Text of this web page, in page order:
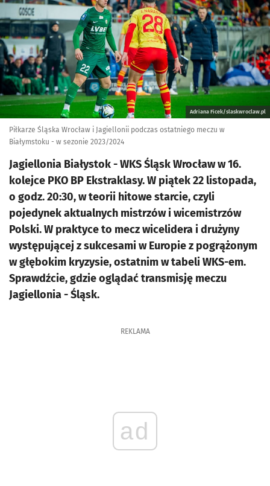
Adriana Ficek/slaskwroclaw.pl
Piłkarze Śląska Wrocław i Jagiellonii podczas ostatniego meczu w
Białymstoku - w sezonie 2023/2024
Jagiellonia Białystok - WKS Śląsk Wrocław w 16.
kolejce PKO BP Ekstraklasy. W piątek 22 listopada,
o godz. 20:30, w teorii hitowe starcie, czyli
pojedynek aktualnych mistrzów i wicemistrzów
Polski. W praktyce to mecz wicelidera i drużyny
występującej z sukcesami w Europie z pogrążonym
w głębokim kryzysie, ostatnim w tabeli WKS-em.
Sprawdźcie, gdzie oglądać transmisję meczu
Jagiellonia - Śląsk.
REKLAMA
ad